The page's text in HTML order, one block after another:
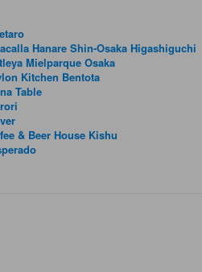
Hanare Shin-Osaka Higashiguchi
Mielparque Osaka
Kitchen Bentota
Table
& Beer House Kishu